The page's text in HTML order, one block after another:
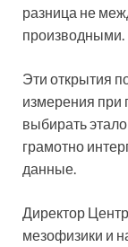
разница не
производными.
Эти открытия
измерения при
выбирать
грамотно
данные.
Директор
мезофизики и